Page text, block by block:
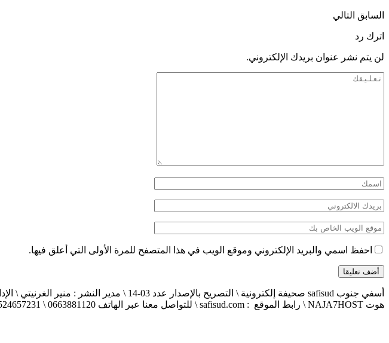
السابق التالي
اترك رد
لن يتم نشر عنوان بريدك الإلكتروني.
احفظ اسمي والبريد الإلكتروني وموقع الويب في هذا المتصفح للمرة الأولى التي أعلق فيها.
هوت NAJA7HOST \ رابط الموقع : safisud.com \ للتواصل معنا عبر الهاتف 0663881120 \ 0524657231 \ البريد الإلكتروني : safisud2014@gmail.com